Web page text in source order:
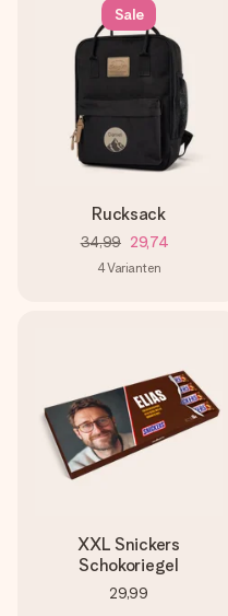
Sale
Rucksack
34,99 29,74
4Varianten
XXL Snickers
Schokoriegel
29,99